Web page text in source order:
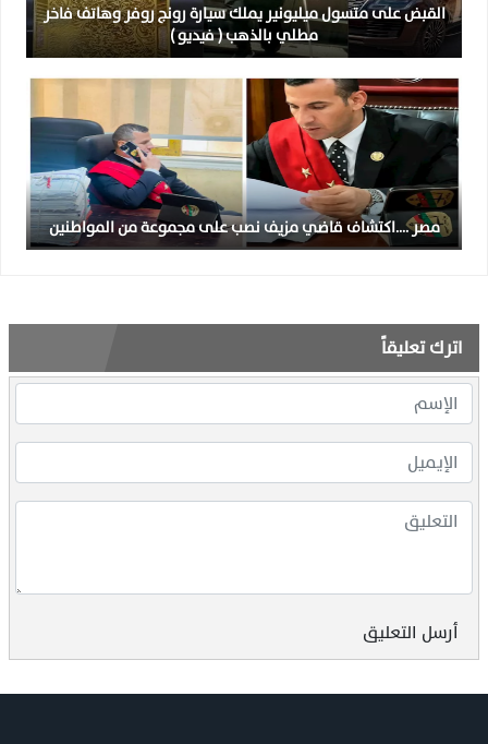
القبض على متسول ميليونير يملك سيارة رونج روفر وهاتف فاخر
مطلي بالذهب ( فيديو )
مصر ….اكتشاف قاضي مزيف نصب على مجموعة من المواطنين
اترك تعليقاً
أرسل التعليق